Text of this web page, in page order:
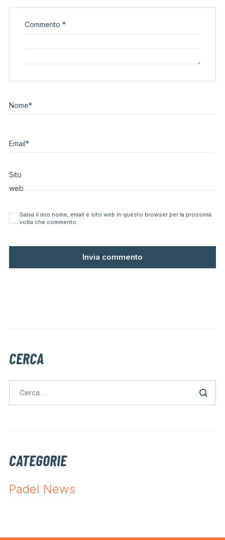
Commento *
Nome*
Email*
Sito
web
Salva il mio nome, email e sito web in questo browser per la prossima
volta che commento.
CERCA
CATEGORIE
Padel News